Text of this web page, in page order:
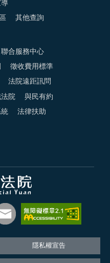
其他查詢
聯合服務中心
徵收費用標準
法院遠距訊問
院 與民有約
法律扶助
隱私權宣告